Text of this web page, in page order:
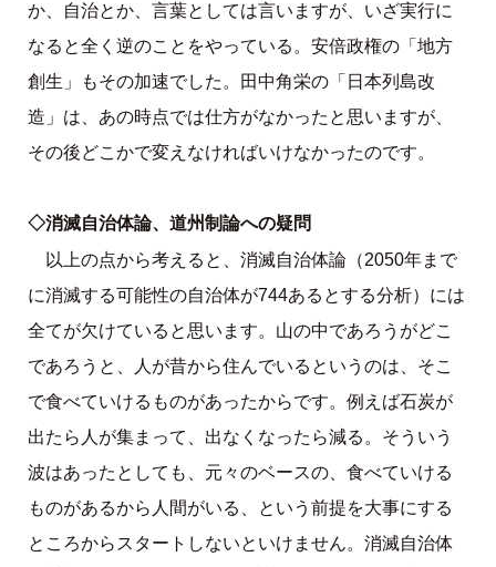
か、自治とか、言葉としては言いますが、いざ実行に
なると全く逆のことをやっている。安倍政権の「地方
創生」もその加速でした。田中角栄の「日本列島改
造」は、あの時点では仕方がなかったと思いますが、
その後どこかで変えなければいけなかったのです。
◇消滅自治体論、道州制論への疑問
以上の点から考えると、消滅自治体論（2050年まで
に消滅する可能性の自治体が744あるとする分析）には
全てが欠けていると思います。山の中であろうがどこ
であろうと、人が昔から住んでいるというのは、そこ
で食べていけるものがあったからです。例えば石炭が
出たら人が集まって、出なくなったら減る。そういう
波はあったとしても、元々のベースの、食べていける
ものがあるから人間がいる、という前提を大事にする
ところからスタートしないといけません。消滅自治体